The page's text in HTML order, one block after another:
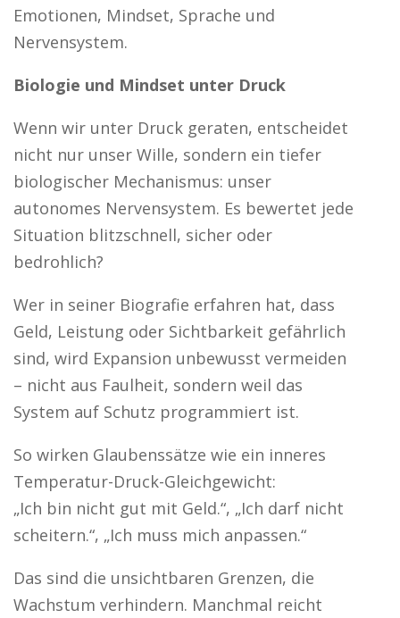
Emotionen, Mindset, Sprache und
Nervensystem.
Biologie und Mindset unter Druck
Wenn wir unter Druck geraten, entscheidet
nicht nur unser Wille, sondern ein tiefer
biologischer Mechanismus: unser
autonomes Nervensystem. Es bewertet jede
Situation blitzschnell, sicher oder
bedrohlich?
Wer in seiner Biografie erfahren hat, dass
Geld, Leistung oder Sichtbarkeit gefährlich
sind, wird Expansion unbewusst vermeiden
– nicht aus Faulheit, sondern weil das
System auf Schutz programmiert ist.
So wirken Glaubenssätze wie ein inneres
Temperatur-Druck-Gleichgewicht:
„Ich bin nicht gut mit Geld.“, „Ich darf nicht
scheitern.“, „Ich muss mich anpassen.“
Das sind die unsichtbaren Grenzen, die
Wachstum verhindern. Manchmal reicht